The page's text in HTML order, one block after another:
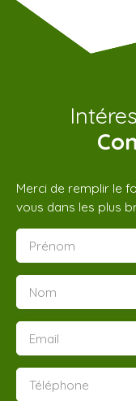
Merci de remplir le
vous dans les plus
Prénom
Nom
Email
Téléphone